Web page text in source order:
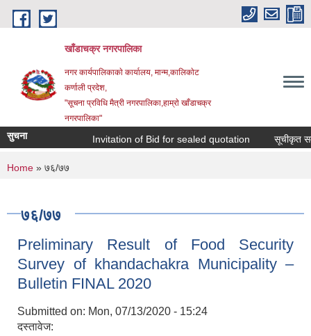
Skip to main content
खाँडाचक्र नगरपालिका
नगर कार्यपालिकाकाे कार्यालय, मान्म,कालिकाेट
क‍र्णाली प्रदेश,
"सूचना प्रविधि मैत्री नगरपालिका,हाम्राे खाँडाचक्र
नगरपालिका"
सुचना Invitation of Bid for sealed quotation सूचीकृत
You are here
Home » ७६/७७
७६/७७
Preliminary Result of Food Security
Survey of khandachakra Municipality –
Bulletin FINAL 2020
Submitted on: Mon, 07/13/2020 - 15:24
दस्तावेज: